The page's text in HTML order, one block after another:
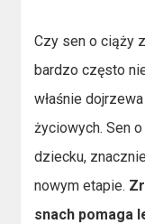
Czy sen o ciąży
bardzo często
właśnie
życiowych. Sen
dziecku,
nowym etapie.
snach pomaga